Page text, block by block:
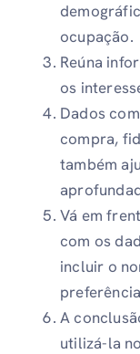
ocupação.
Reúna
os
Dados
compra,
também
Vá em
com os
incluir o
A
utilizá-la